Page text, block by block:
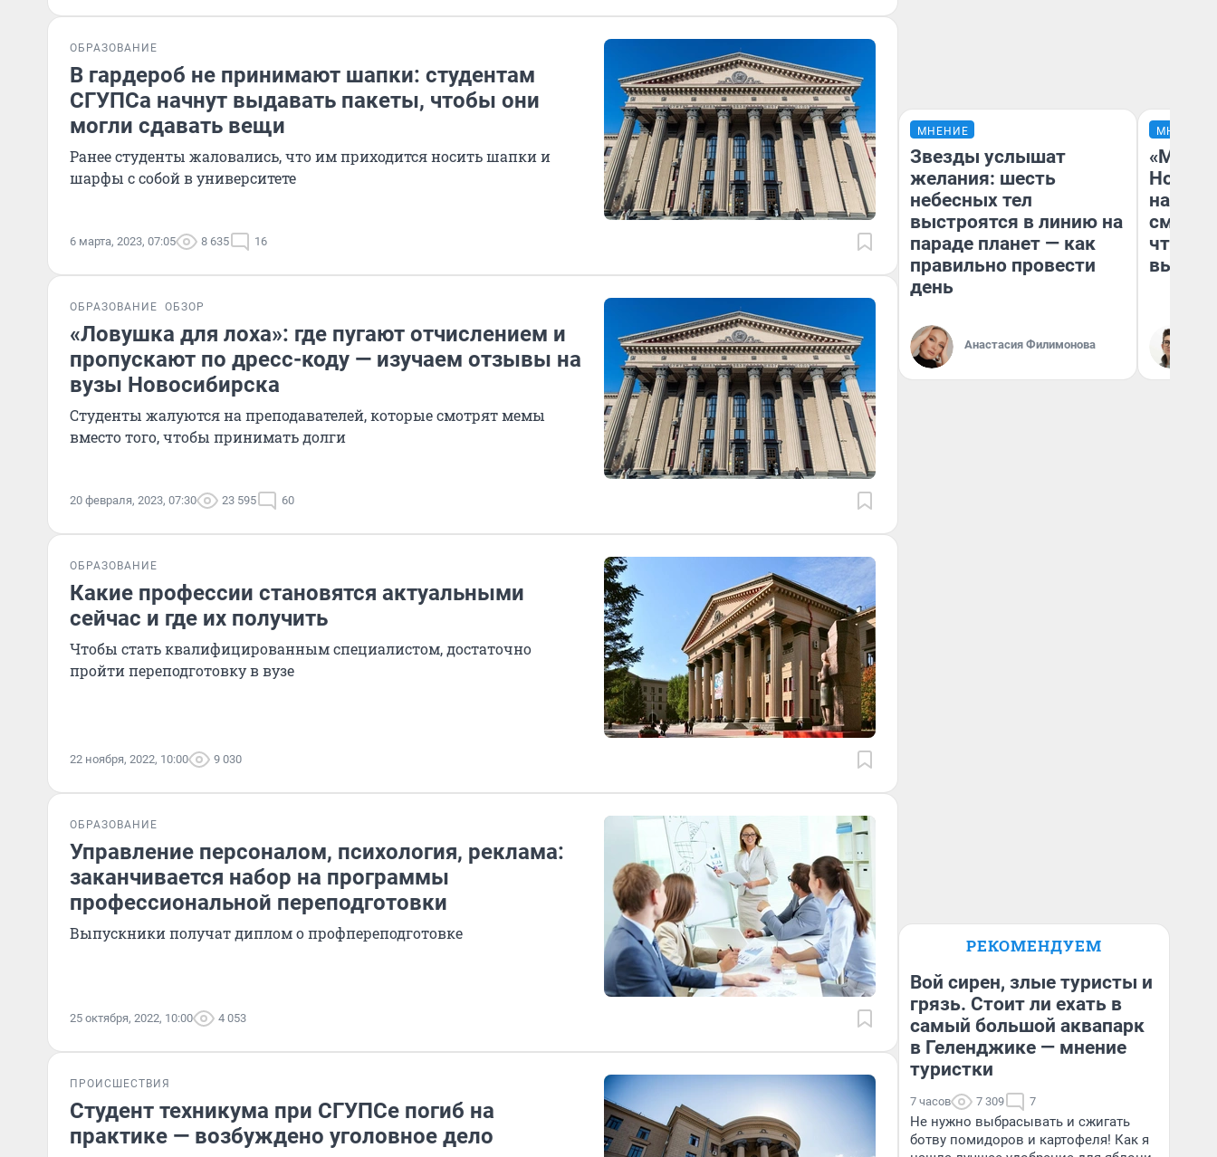
ОБРАЗОВАНИЕ
В гардероб не принимают шапки: студентам
СГУПСа начнут выдавать пакеты, чтобы они
могли сдавать вещи
Ранее студенты жаловались, что им приходится носить шапки и
шарфы с собой в университете
6 марта, 2023, 07:05 8 635 16
ОБРАЗОВАНИЕ ОБЗОР
«Ловушка для лоха»: где пугают отчислением и
пропускают по дресс-коду — изучаем отзывы на
вузы Новосибирска
Студенты жалуются на преподавателей, которые смотрят мемы
вместо того, чтобы принимать долги
20 февраля, 2023, 07:30 23 595 60
ОБРАЗОВАНИЕ
Какие профессии становятся актуальными
сейчас и где их получить
Чтобы стать квалифицированным специалистом, достаточно
пройти переподготовку в вузе
22 ноября, 2022, 10:00 9 030
ОБРАЗОВАНИЕ
Управление персоналом, психология, реклама:
заканчивается набор на программы
профессиональной переподготовки
Выпускники получат диплом о профпереподготовке
25 октября, 2022, 10:00 4 053
ПРОИСШЕСТВИЯ
Студент техникума при СГУПСе погиб на
практике — возбуждено уголовное дело
МНЕНИЕ
Звезды услышат
желания: шесть
небесных тел
выстроятся в линию на
параде планет — как
правильно провести
день
Анастасия Филимонова
МНЕНИЕ
«Мы
чтобы
РЕКОМЕНДУЕМ
Вой сирен, злые туристы и
грязь. Стоит ли ехать в
самый большой аквапарк
в Геленджике — мнение
туристки
7 часов 7 309 7
Не нужно выбрасывать и сжигать
ботву помидоров и картофеля! Как я